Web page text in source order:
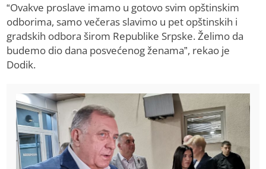
“Ovakve proslave imamo u gotovo svim opštinskim
odborima, samo večeras slavimo u pet opštinskih i
gradskih odbora širom Republike Srpske. Želimo da
budemo dio dana posvećenog ženama”, rekao je
Dodik.